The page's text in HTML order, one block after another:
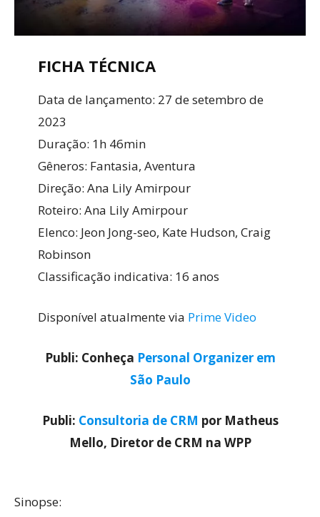
FICHA TÉCNICA
Data de lançamento: 27 de setembro de
2023
Duração: 1h 46min
Gêneros: Fantasia, Aventura
Direção: Ana Lily Amirpour
Roteiro: Ana Lily Amirpour
Elenco: Jeon Jong-seo, Kate Hudson, Craig
Robinson
Classificação indicativa: 16 anos
Disponível atualmente via Prime Video
Publi: Conheça Personal Organizer em
São Paulo
Publi: Consultoria de CRM por Matheus
Mello, Diretor de CRM na WPP
Sinopse: